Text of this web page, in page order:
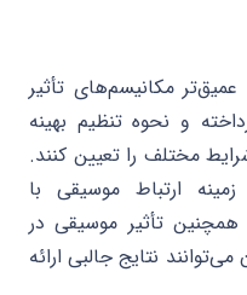
مکانیسم‌های تأثیر
و نحوه تنظیم بهینه
مختلف را تعیین کنند.
ارتباط موسیقی با
همچنین تأثیر موسیقی در
نتایج جالبی ارائه